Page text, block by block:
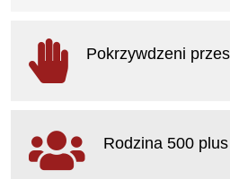
Pokrzywdzeni
Rodzina 500 plus